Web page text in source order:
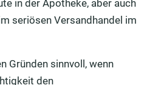
in der Apotheke, aber auch
seriösen Versandhandel im
Gründen sinnvoll, wenn
den